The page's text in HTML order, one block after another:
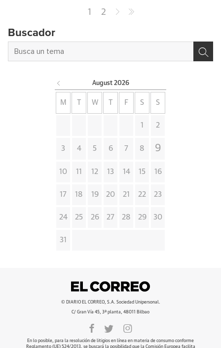
1 2
Buscador
August 2026
M W F S S
1 2
3 4 5 6 7 8 9
10 11 12 13 14 15 16
17 18 19 20 21 22 23
24 25 26 27 28 29 30
31
© DIARIO EL CORREO, S.A. Sociedad Unipersonal.
C/ Gran Vía 45, 3ª planta, 48011 Bilbao
En lo posible, para la resolución de litigios en línea en materia de consumo conforme
Reglamento (UE) 524/2013, se buscará la posibilidad que la Comisión Europea facilita